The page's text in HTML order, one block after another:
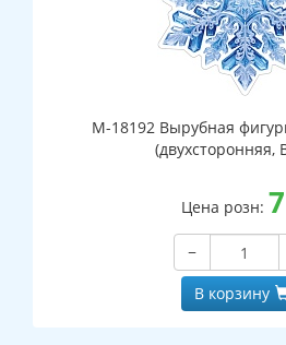
М-18192 Вырубная
(двухсторонняя,
Цена розн: 7
−
В корзину